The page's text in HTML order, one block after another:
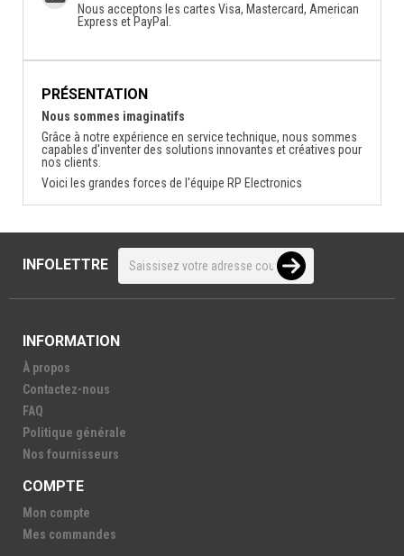
Nous acceptons les cartes Visa, Mastercard, American
Express et PayPal.
PRÉSENTATION
Nous sommes imaginatifs
Grâce à notre expérience en service technique, nous sommes
capables d'inventer des solutions innovantes et créatives pour
nos clients.
Voici les grandes forces de l'équipe RP Electronics
INFOLETTRE
INFORMATION
À propos
Contactez-nous
FAQ
Politique générale
Nos fournisseurs
COMPTE
Mon compte
Mes commandes